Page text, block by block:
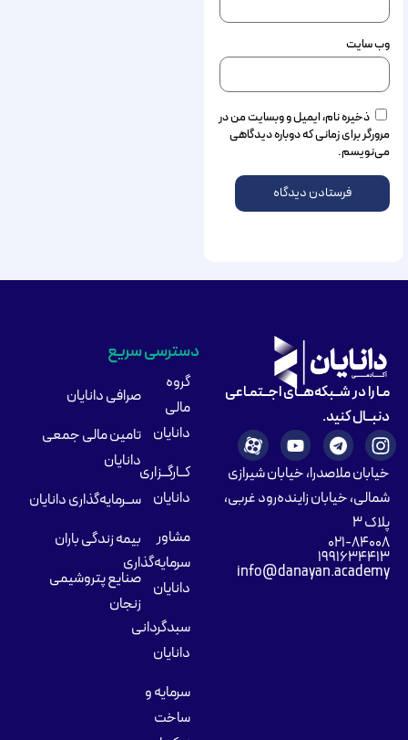
وب‌ سایت
ذخیره نام، ایمیل و وبسایت من در
مرورگر برای زمانی که دوباره دیدگاهی
می‌نویسم.
مـا را در شــبکه‌هــای اجــتمـاعی
دنبــال کنید.
خیابان ملاصدرا، خیابان شیرازی
شمالی، خیابان زاینده‌رود غربی،
پلاک ۳
۰۲۱-۸۴۰۰۸
۱۹۹۱۶۳۴۴۱۳
info@danayan.academy
دسترسی سریع
گروه
مالی
دانایان
کــارگــزاری
دانایان
مشاور
سرمایه‌گذاری
دانایان
سبدگردانی
دانایان
سرمایه و
ساخت
صرافی دانایان
تامین مالی جمعی
دانایان
ســرمایه‌گذاری دانایان
بیمه زندگی باران
صنایع پتروشیمی
زنجان